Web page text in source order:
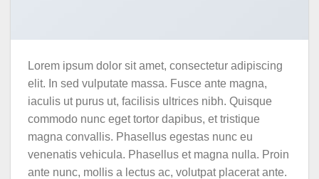
Lorem ipsum dolor sit amet, consectetur adipiscing
elit. In sed vulputate massa. Fusce ante magna,
iaculis ut purus ut, facilisis ultrices nibh. Quisque
commodo nunc eget tortor dapibus, et tristique
magna convallis. Phasellus egestas nunc eu
venenatis vehicula. Phasellus et magna nulla. Proin
ante nunc, mollis a lectus ac, volutpat placerat ante.